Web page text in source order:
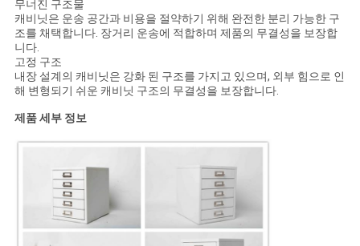
PRIVACY
POLICY
무너진 구조물
캐비닛은 운송 공간과 비용을 절약하기 위해 완전한 분리 가능한 구
조를 채택합니다. 장거리 운송에 적합하며 제품의 무결성을 보장합
니다.
고정 구조
내장 설계의 캐비닛은 강화 된 구조를 가지고 있으며, 외부 힘으로 인
해 변형되기 쉬운 캐비닛 구조의 무결성을 보장합니다.
제품 세부 정보